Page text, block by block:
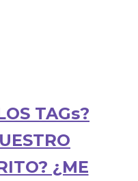
TAGs?
¿ME